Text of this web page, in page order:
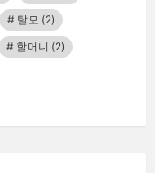
탈모 (2)
할머니 (2)